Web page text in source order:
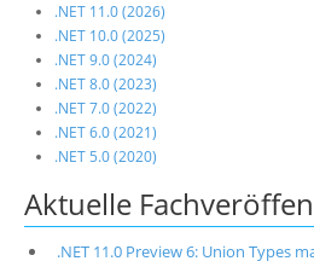
.NET 11.0 (2026)
.NET 10.0 (2025)
.NET 9.0 (2024)
.NET 8.0 (2023)
.NET 7.0 (2022)
.NET 6.0 (2021)
.NET 5.0 (2020)
Aktuelle
.NET 11.0 Preview 6: Union Types